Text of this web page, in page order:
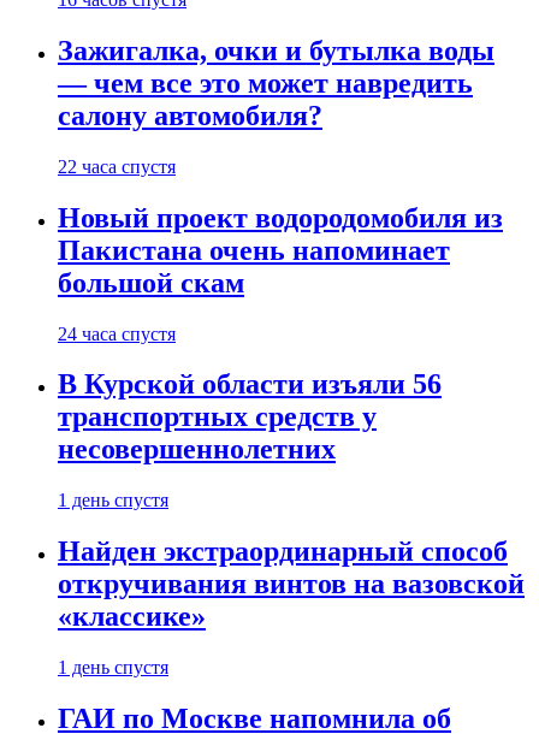
Зажигалка, очки и бутылка воды
— чем все это может навредить
салону автомобиля?
22 часа спустя
Новый проект водородомобиля из
Пакистана очень напоминает
большой скам
24 часа спустя
В Курской области изъяли 56
транспортных средств у
несовершеннолетних
1 день спустя
Найден экстраординарный способ
откручивания винтов на вазовской
«классике»
1 день спустя
ГАИ по Москве напомнила об